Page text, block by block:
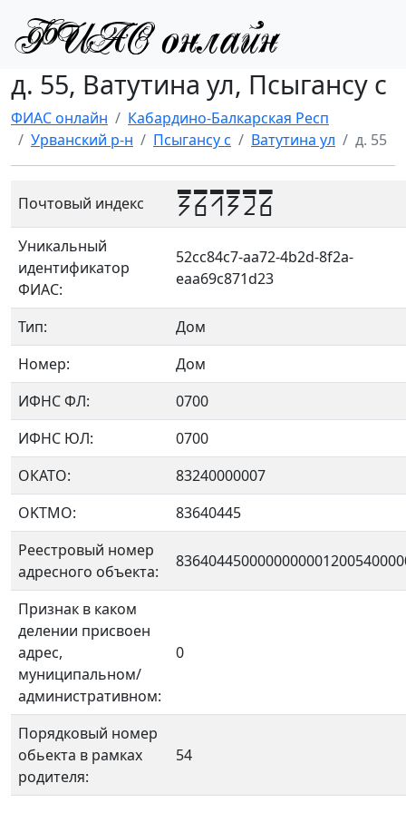
д. 55, Ватутина ул, Псыгансу с
ФИАС онлайн
Кабардино-Балкарская Респ
Урванский р-н
Псыгансу с Ватутина ул д. 55
Почтовый индекс 361326
Уникальный
идентификатор
ФИАС:
52cc84c7-aa72-4b2d-8f2a-
eaa69c871d23
Тип:
Дом
Номер:
Дом
ИФНС ФЛ:
0700
ИФНС ЮЛ:
0700
ОКАТО:
83240000007
OKTMO:
83640445
Реестровый номер
адресного объекта:
Признак в каком
делении присвоен
адрес,
муниципальном/
административном:
0
Порядковый номер
обьекта в рамках
родителя:
54